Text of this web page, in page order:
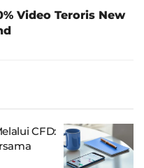
Video Teroris New
CFD: